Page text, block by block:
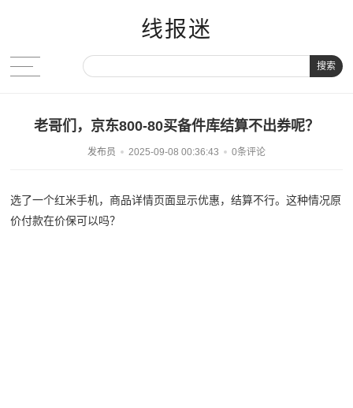
线报迷
搜索
老哥们，京东800-80买备件库结算不出券呢？
发布员 2025-09-08 00:36:43 0条评论
选了一个红米手机，商品详情页面显示优惠，结算不行。这种情况原
价付款在价保可以吗？